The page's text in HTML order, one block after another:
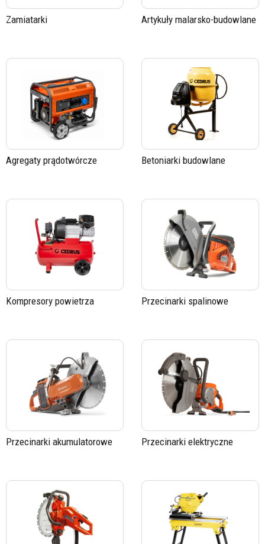
Zamiatarki Artykuły malarsko-budowlane
Agregaty prądotwórcze Betoniarki budowlane
Kompresory powietrza Przecinarki spalinowe
Przecinarki akumulatorowe Przecinarki elektryczne